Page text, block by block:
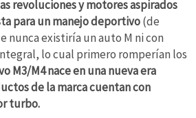
revoluciones y motores aspirados
para un manejo deportivo(de
nunca existiría un auto M ni con
lo cual primero romperían los
M3/M4 nace en una nueva era
de la marca cuentan con
turbo.